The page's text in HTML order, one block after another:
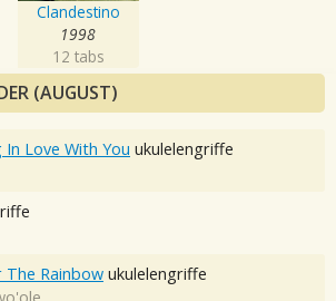
Clandestino
1998
12 tabs
(AUGUST)
Love With You ukulelengriffe
The Rainbow ukulelengriffe